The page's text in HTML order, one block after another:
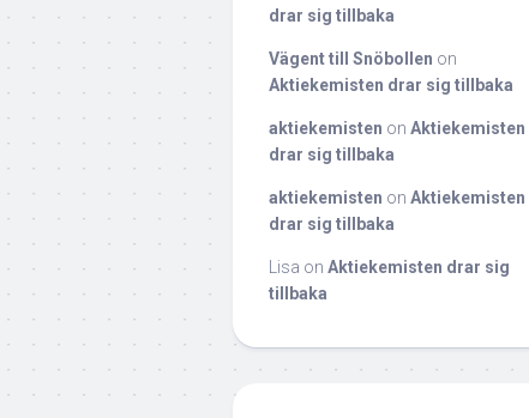
drar sig tillbaka
Vägent till Snöbollen on
Aktiekemisten drar sig tillbaka
aktiekemisten on Aktiekemisten
drar sig tillbaka
aktiekemisten on Aktiekemisten
drar sig tillbaka
Lisa on Aktiekemisten drar sig
tillbaka